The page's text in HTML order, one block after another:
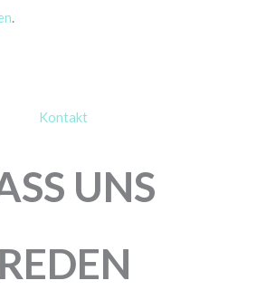
.
Kontakt
UNS
REDEN